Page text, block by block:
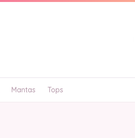
Mantas Tops